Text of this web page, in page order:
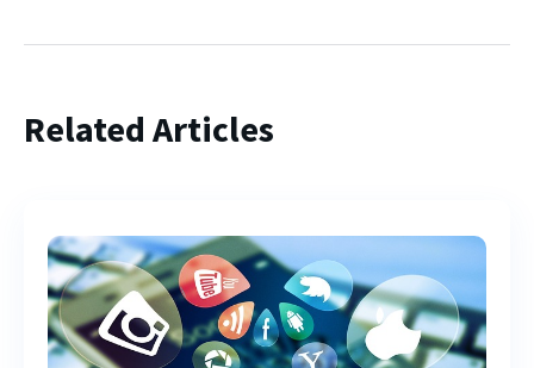
Related Articles